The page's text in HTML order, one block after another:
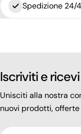
Spedizione 24/
Iscriviti e ricevi
Unisciti alla nostra
nuovi prodotti,